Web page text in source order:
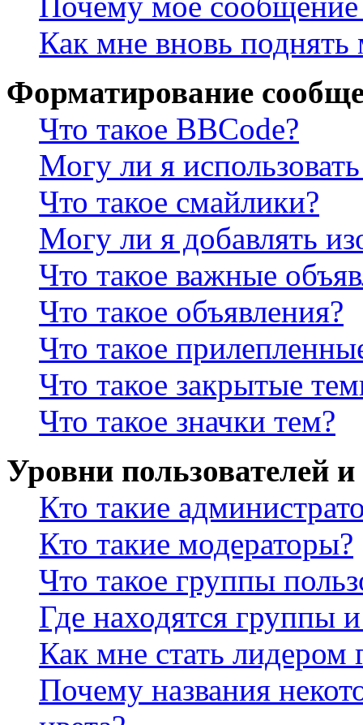
Как мне вновь
Форматирование
Что такое BBCode?
Могу ли я
Что такое смайлики?
Могу ли я добавлять
Что такое важные
Что такое объявления?
Что такое
Что такое закрытые
Что такое значки тем?
Уровни пользователей
Кто такие
Кто такие модераторы?
Что такое группы
Где находятся группы
Как мне стать лидером
Почему названия